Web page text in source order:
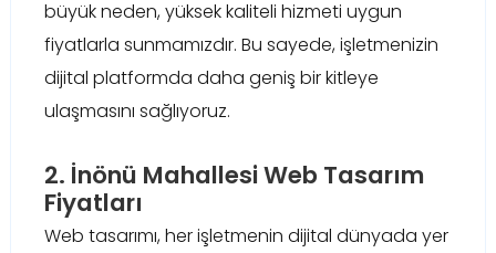
büyük neden, yüksek kaliteli hizmeti uygun
fiyatlarla sunmamızdır. Bu sayede, işletmenizin
dijital platformda daha geniş bir kitleye
ulaşmasını sağlıyoruz.
2. İnönü Mahallesi Web Tasarım
Fiyatları
Web tasarımı, her işletmenin dijital dünyada yer